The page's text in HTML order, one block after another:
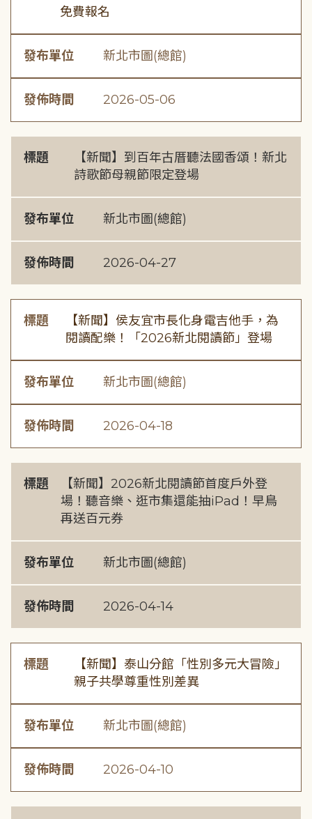
免費報名
發布單位 新北市圖(總館)
發佈時間 2026-05-06
標題
【新聞】到百年古厝聽法國香頌！新北
詩歌節母親節限定登場
發布單位 新北市圖(總館)
發佈時間 2026-04-27
標題
【新聞】侯友宜市長化身電吉他手，為
閱讀配樂！「2026新北閱讀節」登場
發布單位 新北市圖(總館)
發佈時間 2026-04-18
標題
【新聞】2026新北閱讀節首度戶外登
場！聽音樂、逛市集還能抽iPad！早鳥
再送百元券
發布單位 新北市圖(總館)
發佈時間 2026-04-14
標題
【新聞】泰山分館「性別多元大冒險」
親子共學尊重性別差異
發布單位 新北市圖(總館)
發佈時間 2026-04-10